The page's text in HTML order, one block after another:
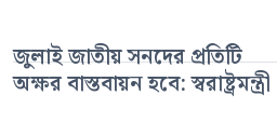
জুলাই জাতীয় সনদের প্রতিটি
অক্ষর বাস্তবায়ন হবে: স্বরাষ্ট্রমন্ত্রী